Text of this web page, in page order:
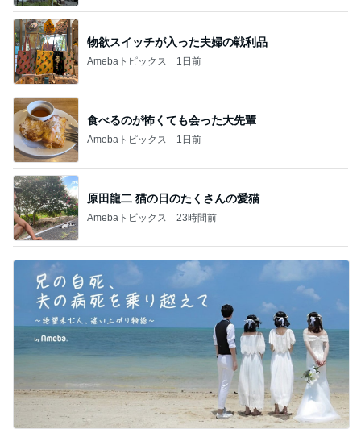
物欲スイッチが入った夫婦の戦利品
Amebaトピックス 1日前
食べるのが怖くても会った大先輩
Amebaトピックス 1日前
原田龍二 猫の日のたくさんの愛猫
Amebaトピックス 23時間前